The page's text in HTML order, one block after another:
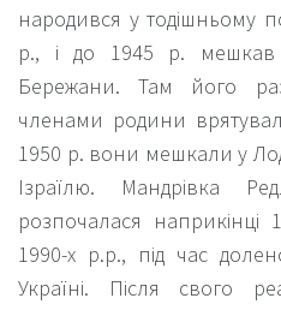
народився у тодішньому
р., і до 1945 р. мешкав
Бережани. Там його
членами родини
1950 р. вони мешкали у
Ізраїлю. Мандрівка
розпочалася
1990-х р.р., під час
Україні. Після свого